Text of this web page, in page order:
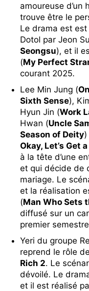
amoureuse d’un
trouve être le
Le drama est est
Dotol par Jeon
Seongsu), et il
(My Perfect
courant 2025.
Lee Min Jung (
Sixth Sense),
Hyun Jin (Work
Hwan (Uncle
Season of Deity
Okay, Let’s Get
à la tête d’une
et qui décide de
mariage. Le
et la réalisation
(Man Who Sets
diffusé sur un
premier
Yeri du groupe
reprend le rôle
Rich 2. Le
dévoilé. Le
et il est réalisé